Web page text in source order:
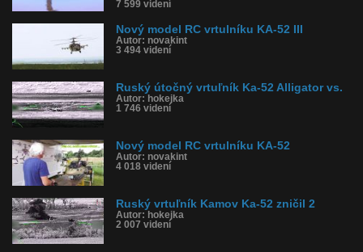
7 599 videní
Nový model RC vrtulníku KA-52 III
Autor: novakint
3 494 videní
Ruský útočný vrtuľník Ka-52 Alligator vs.
Autor: hokejka
1 746 videní
Nový model RC vrtulníku KA-52
Autor: novakint
4 018 videní
Ruský vrtuľník Kamov Ka-52 zničil 2
Autor: hokejka
2 007 videní